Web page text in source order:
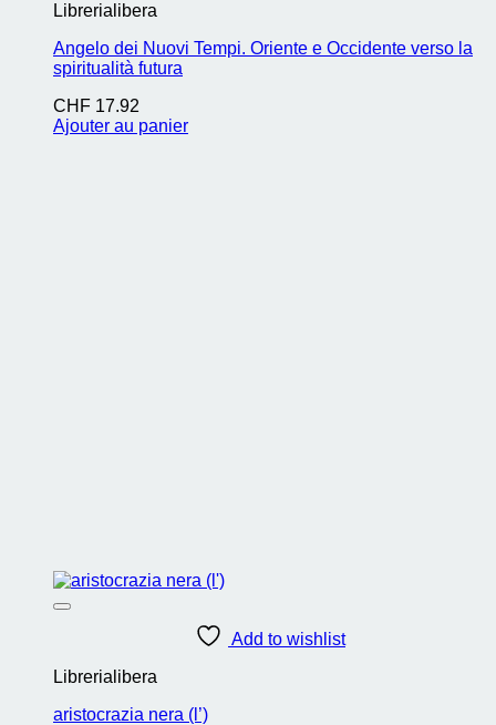
Librerialibera
Angelo dei Nuovi Tempi. Oriente e Occidente verso la
spiritualità futura
CHF 17.92
Ajouter au panier
Add to wishlist
Librerialibera
aristocrazia nera (l’)